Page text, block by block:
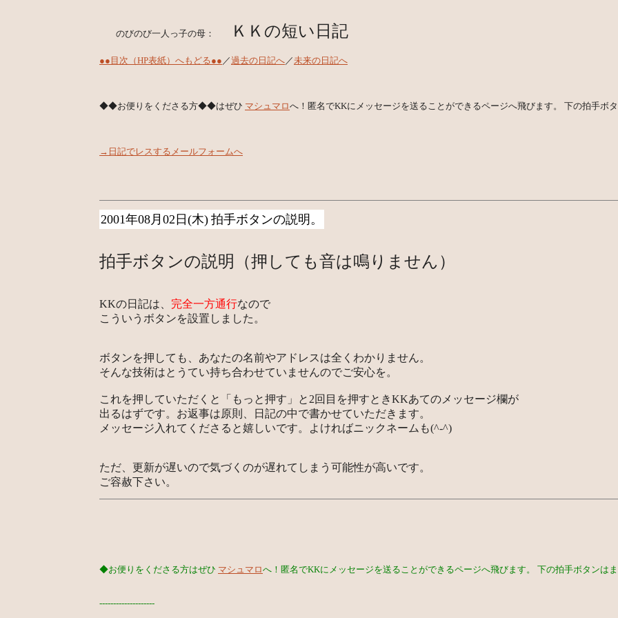
のびのび一人っ子の母： ＫＫの短い日記
●●目次（HP表紙）へもどる●● ／過去の日記へ／未来の日記へ
◆◆お便りをくださる方◆◆はぜひ マシュマロへ！匿名でKKにメッセージを送ることができるページへ飛びます。 下の拍手ボ
→日記でレスするメールフォームへ
2001年08月02日(木) 拍手ボタンの説明。
拍手ボタンの説明（押しても音は鳴りません）
KKの日記は、 完全一方通行なので
こういうボタンを設置しました。
ボタンを押しても、あなたの名前やアドレスは全くわかりません。
そんな技術はとうてい持ち合わせていませんのでご安心を。
これを押していただくと「もっと押す」と2回目を押すときKKあてのメッセージ欄が
出るはずです。お返事は原則、日記の中で書かせていただきます。
メッセージ入れてくださると嬉しいです。よければニックネームも(^-^)
ただ、更新が遅いので気づくのが遅れてしまう可能性が高いです。
ご容赦下さい。
◆お便りをくださる方はぜひ マシュマロへ！匿名でKKにメッセージを送ることができるページへ飛びます。 下の拍手ボタンは
--------------------